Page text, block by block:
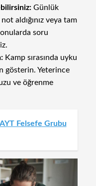
Günlük
aldığınız veya tam
soru
Kamp sırasında uyku
gösterin. Yeterince
ve öğrenme
Felsefe Grubu